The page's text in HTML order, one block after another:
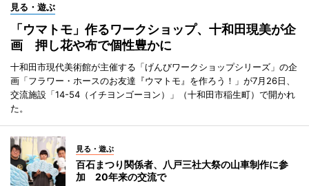
見る・遊ぶ
「ウマトモ」作るワークショップ、十和田現美が企
画 押し花や布で個性豊かに
十和田市現代美術館が主催する「げんびワークショップシリーズ」の企
画「フラワー・ホースのお友達『ウマトモ』を作ろう！」が7月26日、
交流施設「14-54（イチヨンゴーヨン）」（十和田市稲生町）で開かれ
た。
見る・遊ぶ
百石まつり関係者、八戸三社大祭の山車制作に参
加 20年来の交流で